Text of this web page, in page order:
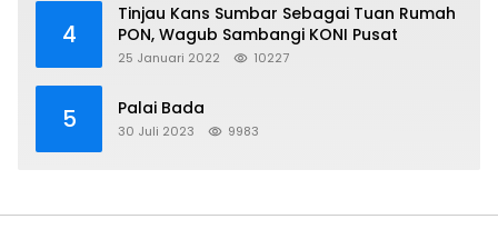
4
Tinjau Kans Sumbar Sebagai Tuan Rumah
PON, Wagub Sambangi KONI Pusat
25 Januari 2022 10227
5 Palai Bada
30 Juli 2023 9983